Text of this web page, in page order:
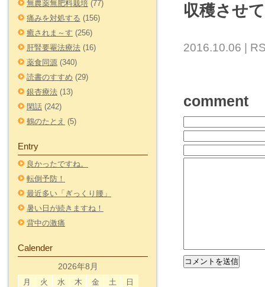
無農薬無肥料栽培 (77)
痛みを対処する (156)
癒されま～す (256)
肝腎要罨法療法 (16)
薬食同源 (340)
読書のすすめ (29)
銀杏療法 (13)
閑話 (242)
鶴のたとえ (5)
Entry
良かったですね。
転倒予防！
最近多い「ぎっくり腰」
暑い日が続きますね！
背中の激痛
Calender
2026年8月
月 火 水 木 金 土 日
収穫させ
2016.10.06 |
comment